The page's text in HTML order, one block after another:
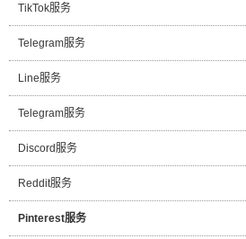
TikTok服务
Telegram服务
Line服务
Telegram服务
Discord服务
Reddit服务
Pinterest服务